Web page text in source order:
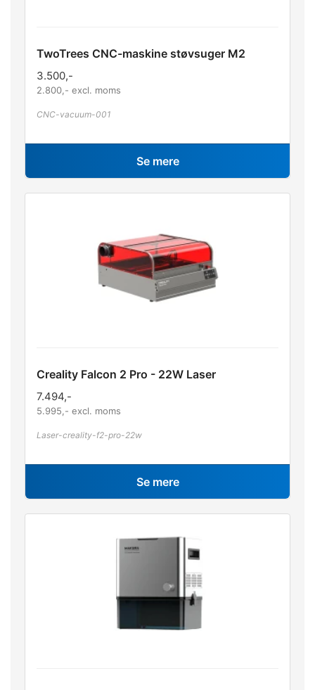
TwoTrees CNC-maskine støvsuger M2
3.500,-
2.800 ,- excl. moms
CNC-vacuum-001
Se mere
Creality Falcon 2 Pro - 22W Laser
7.494,-
5.995 ,- excl. moms
Laser-creality-f2-pro-22w
Se mere